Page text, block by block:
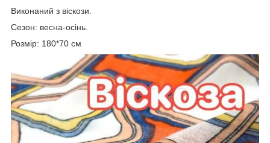
Виконаний з віскози.
Сезон: весна-осінь.
Розмір: 180*70 см